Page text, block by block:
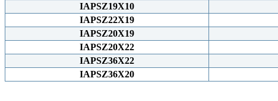
IAPSZ19X10
IAPSZ22X19
IAPSZ20X19
IAPSZ20X22
IAPSZ36X22
IAPSZ36X20